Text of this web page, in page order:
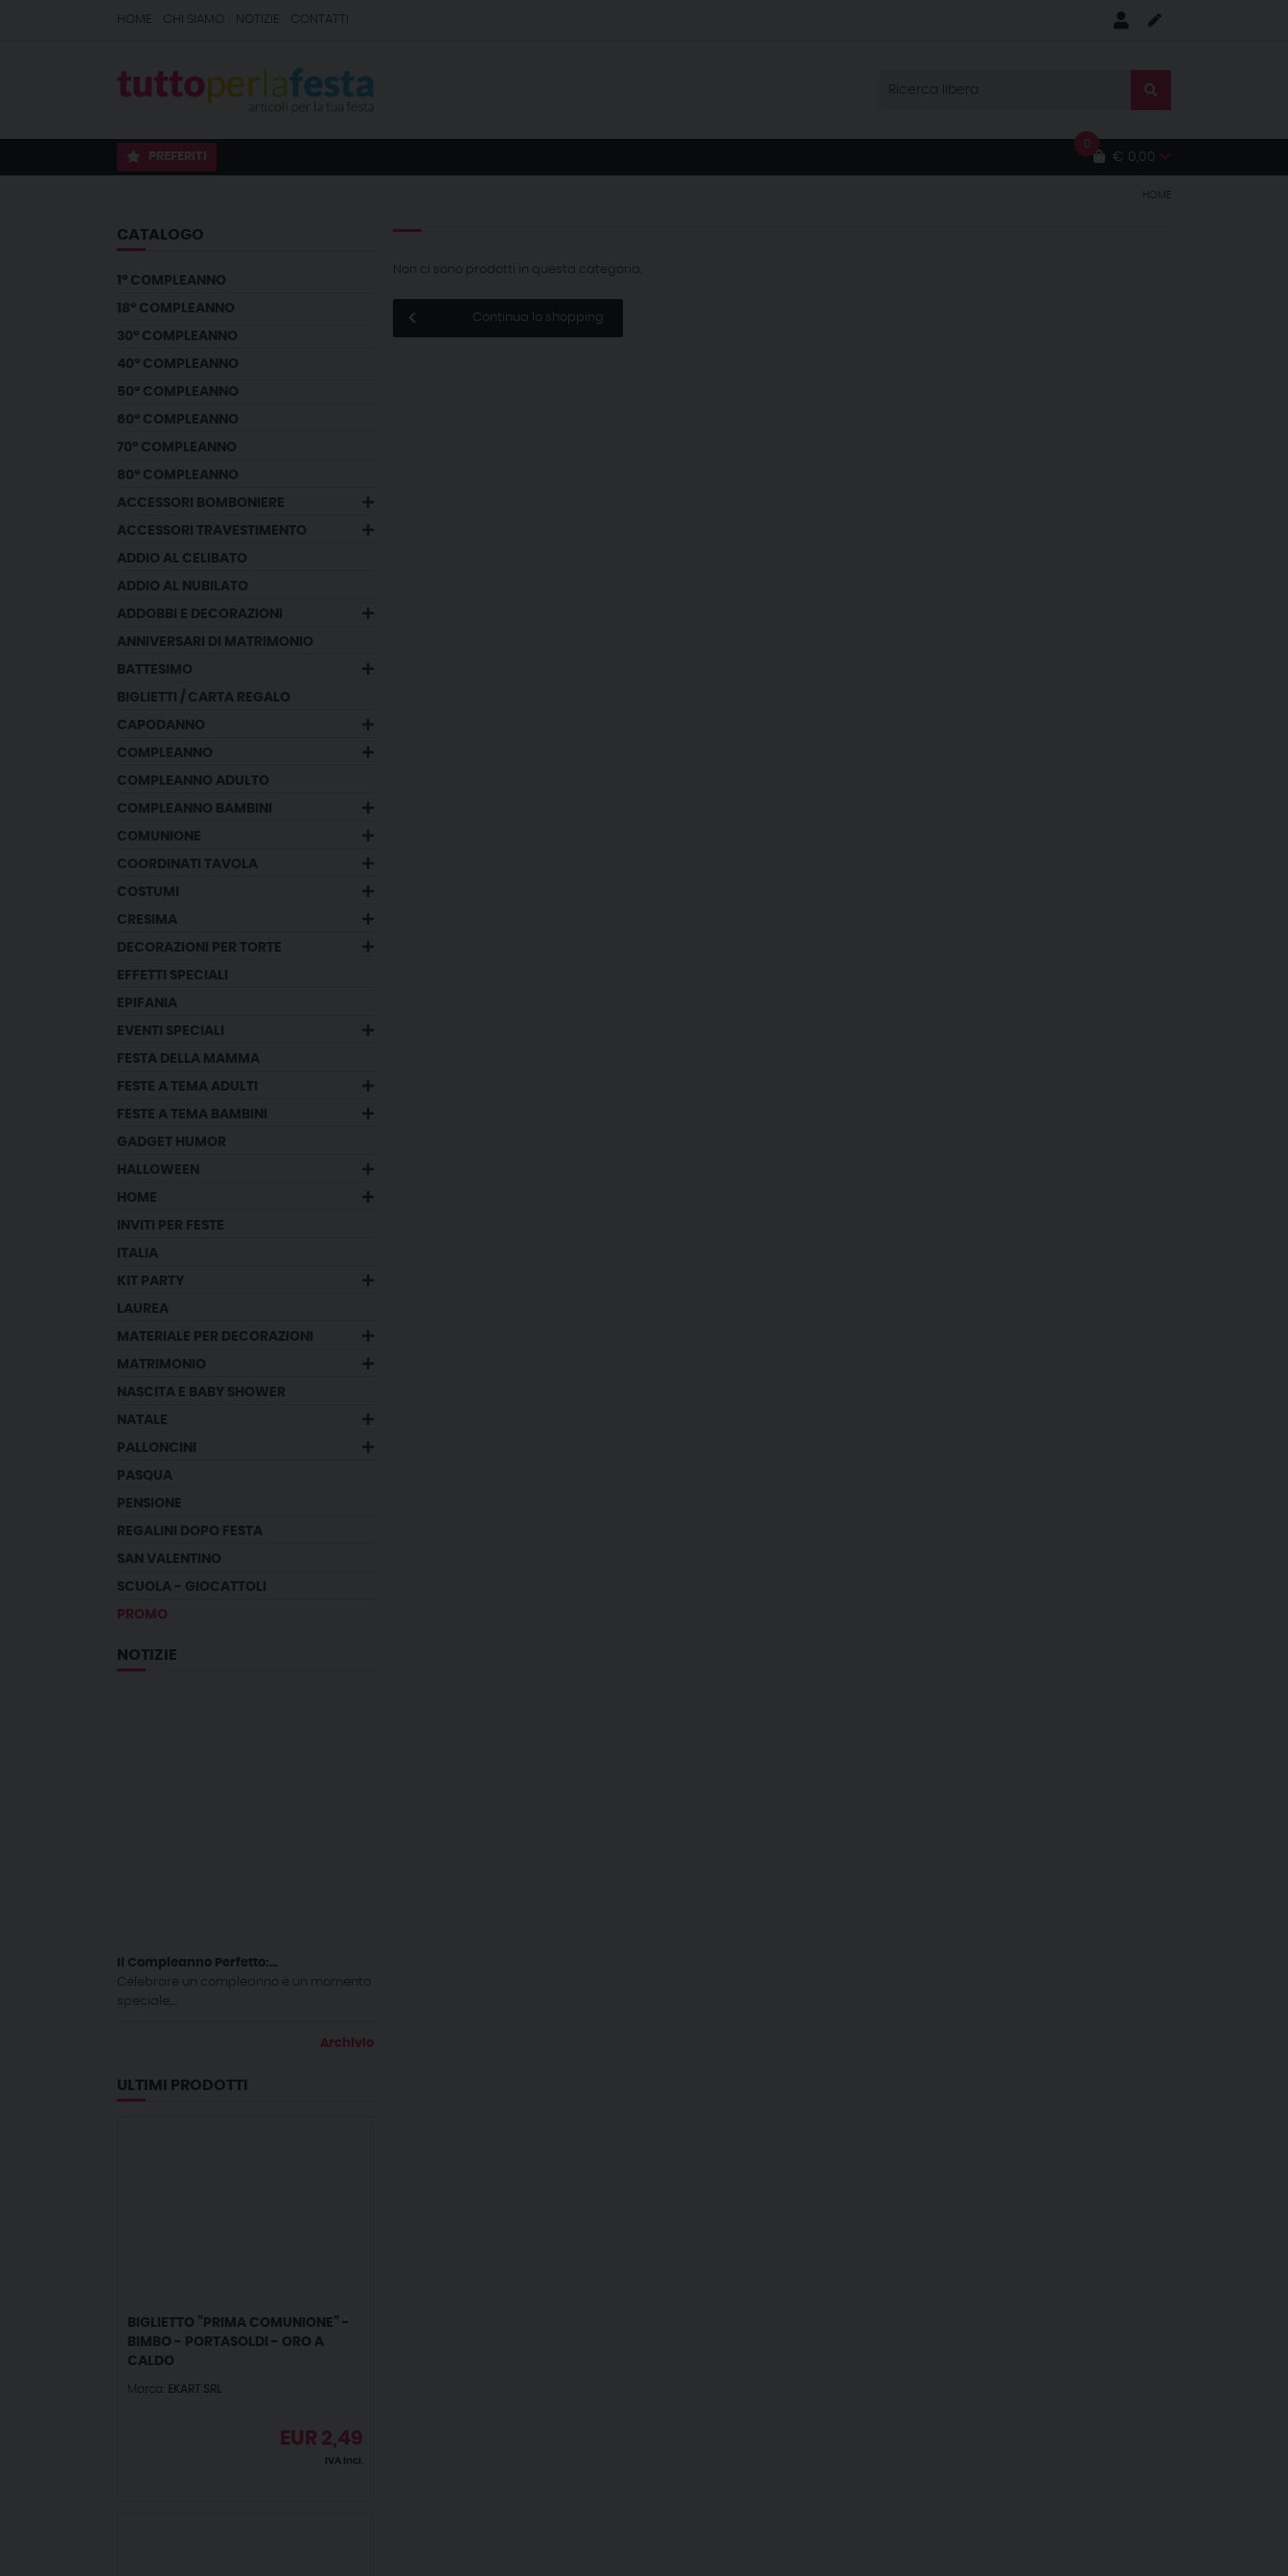
HOME CHI SIAMO NOTIZIE CONTATTI
PREFERITI
0
€ 0,00
HOME
CATALOGO
1° COMPLEANNO
18° COMPLEANNO
30° COMPLEANNO
40° COMPLEANNO
50° COMPLEANNO
60° COMPLEANNO
70° COMPLEANNO
80° COMPLEANNO
ACCESSORI BOMBONIERE
ACCESSORI TRAVESTIMENTO
ADDIO AL CELIBATO
ADDIO AL NUBILATO
ADDOBBI E DECORAZIONI
ANNIVERSARI DI MATRIMONIO
BATTESIMO
BIGLIETTI / CARTA REGALO
CAPODANNO
COMPLEANNO
COMPLEANNO ADULTO
COMPLEANNO BAMBINI
COMUNIONE
COORDINATI TAVOLA
COSTUMI
CRESIMA
DECORAZIONI PER TORTE
EFFETTI SPECIALI
EPIFANIA
EVENTI SPECIALI
FESTA DELLA MAMMA
FESTE A TEMA ADULTI
FESTE A TEMA BAMBINI
GADGET HUMOR
HALLOWEEN
HOME
INVITI PER FESTE
ITALIA
KIT PARTY
LAUREA
MATERIALE PER DECORAZIONI
MATRIMONIO
NASCITA E BABY SHOWER
NATALE
PALLONCINI
PASQUA
PENSIONE
REGALINI DOPO FESTA
SAN VALENTINO
SCUOLA - GIOCATTOLI
PROMO
NOTIZIE
Il Compleanno Perfetto:...
Celebrare un compleanno è un momento
speciale,...
Archivio
ULTIMI PRODOTTI
BIGLIETTO ”PRIMA COMUNIONE” -
BIMBO - PORTASOLDI - ORO A
CALDO
Marca: EKART SRL
EUR 2,49
IVA incl.
Non ci sono prodotti in questa categoria.
Continua lo shopping